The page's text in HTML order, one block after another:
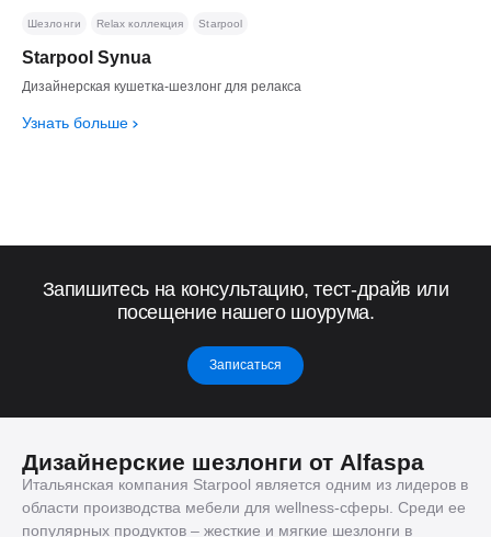
Starpool Synua
Дизайнерская кушетка-шезлонг для релакса
Узнать больше
Шезлонги Relax коллекция Starpool
Запишитесь на консультацию, тест-драйв или
посещение нашего шоурума.
Записаться
Дизайнерские шезлонги от Alfaspa
Итальянская компания Starpool является одним из лидеров в
области производства мебели для wellness-сферы. Среди ее
популярных продуктов – жесткие и мягкие шезлонги в